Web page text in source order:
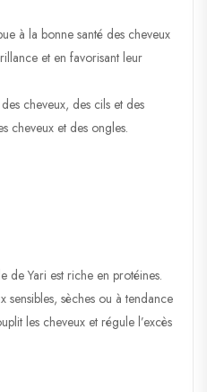
à la bonne santé des cheveux
et en favorisant leur
cheveux, des cils et des
cheveux et des ongles.
de Yari est riche en protéines.
sensibles, sèches ou à tendance
les cheveux et régule l’excès